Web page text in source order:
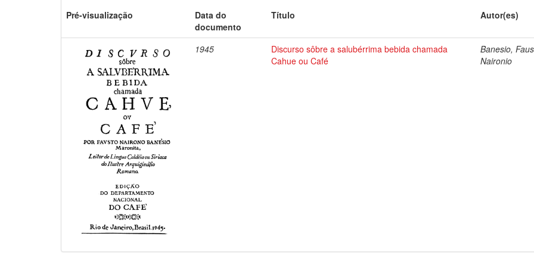
Pré-visualização
Data do
documento
Título Autor(es)
1945
Discurso sôbre a salubérrima bebida chamada
Cahue ou Café
Banesio,
Naironio